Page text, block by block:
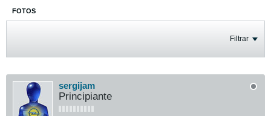
FOTOS
Filtrar
sergijam
Principiante